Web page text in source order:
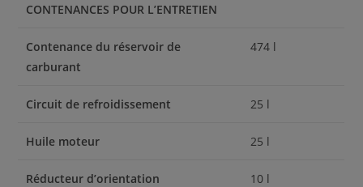
CONTENANCES POUR L’ENTRETIEN
Contenance du réservoir de
carburant
474 l
Circuit de refroidissement 25 l
Huile moteur 25 l
Réducteur d’orientation 10 l